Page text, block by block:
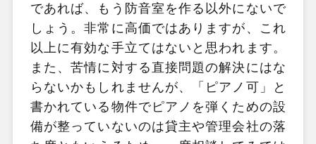
であれば、もう防音室を作る以外にないで
しょう。非常に高価ではありますが、これ
以上に有効な手立てはないと思われます。
また、苦情に対する直接問題の解決にはな
らないかもしれませんが、「ピアノ可」と
書かれている物件でピアノを弾くための設
備が整っていないのは貸主や管理会社の落